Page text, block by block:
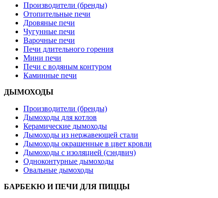
Производители (бренды)
Отопительные печи
Дровяные печи
Чугунные печи
Варочные печи
Печи длительного горения
Мини печи
Печи с водяным контуром
Каминные печи
ДЫМОХОДЫ
Производители (бренды)
Дымоходы для котлов
Керамические дымоходы
Дымоходы из нержавеющей стали
Дымоходы окрашенные в цвет кровли
Дымоходы с изоляцией (сэндвич)
Одноконтурные дымоходы
Овальные дымоходы
БАРБЕКЮ И ПЕЧИ ДЛЯ ПИЦЦЫ